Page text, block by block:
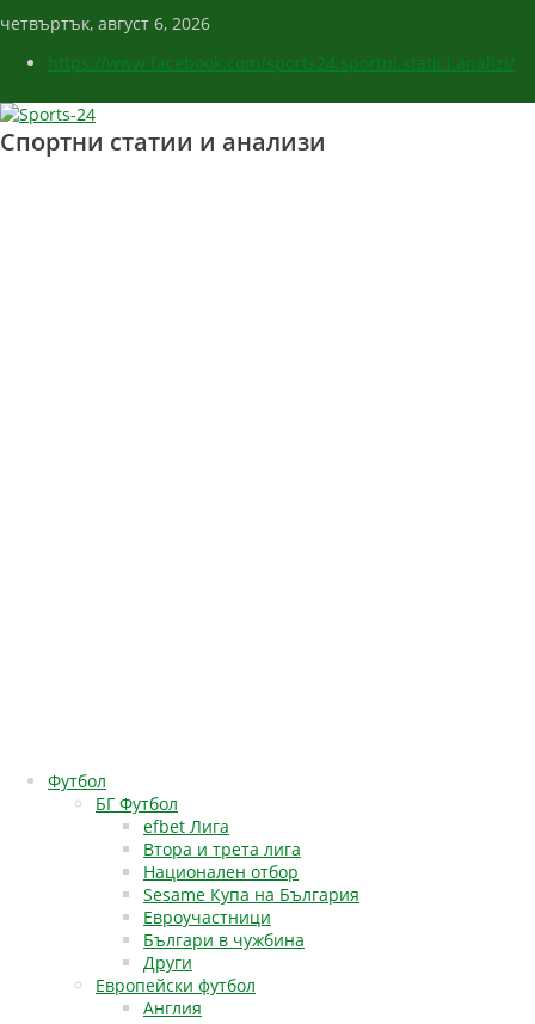
четвъртък, август 6, 2026
https://www.facebook.com/sports24.sportni.statii.i.analizi/
Спортни статии и анализи
Футбол
БГ Футбол
efbet Лига
Втора и трета лига
Национален отбор
Sesame Купа на България
Евроучастници
Българи в чужбина
Други
Европейски футбол
Англия